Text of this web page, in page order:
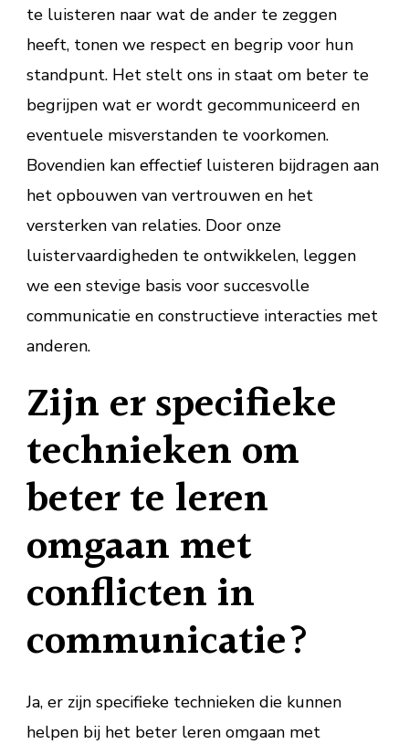
te luisteren naar wat de ander te zeggen
heeft, tonen we respect en begrip voor hun
standpunt. Het stelt ons in staat om beter te
begrijpen wat er wordt gecommuniceerd en
eventuele misverstanden te voorkomen.
Bovendien kan effectief luisteren bijdragen aan
het opbouwen van vertrouwen en het
versterken van relaties. Door onze
luistervaardigheden te ontwikkelen, leggen
we een stevige basis voor succesvolle
communicatie en constructieve interacties met
anderen.
Zijn er specifieke
technieken om
beter te leren
omgaan met
conflicten in
communicatie?
Ja, er zijn specifieke technieken die kunnen
helpen bij het beter leren omgaan met